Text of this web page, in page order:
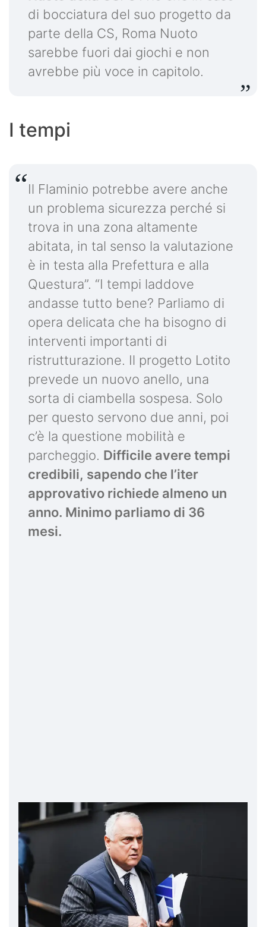
di bocciatura del suo progetto da
parte della CS, Roma Nuoto
sarebbe fuori dai giochi e non
avrebbe più voce in capitolo.
I tempi
Il Flaminio potrebbe avere anche
un problema sicurezza perché si
trova in una zona altamente
abitata, in tal senso la valutazione
è in testa alla Prefettura e alla
Questura”. “I tempi laddove
andasse tutto bene? Parliamo di
opera delicata che ha bisogno di
interventi importanti di
ristrutturazione. Il progetto Lotito
prevede un nuovo anello, una
sorta di ciambella sospesa. Solo
per questo servono due anni, poi
c’è la questione mobilità e
parcheggio. Difficile avere tempi
credibili, sapendo che l’iter
approvativo richiede almeno un
anno. Minimo parliamo di 36
mesi.